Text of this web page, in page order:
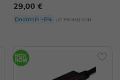
29,00 €
Dodatnih -5% uz PROMO KOD